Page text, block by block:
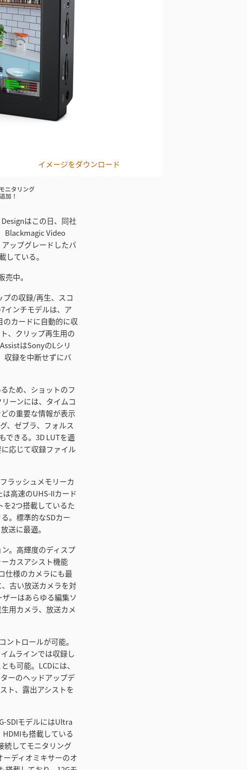
イメージをダウンロード
ニタリング
加！
はこの日、同社
Blackmagic Video
ップグレードしたバ
している。
中。
プの収録/再生、スコ
インチモデルは、ア
のカードに自動的に収
、クリップ再生用の
はSonyのLシリ
収録を中断せずにバ
ため、ショットのフ
ーンには、タイムコ
の重要な情報が表示
、ゼブラ、フォルス
できる。3D LUTを適
応じて収録ファイル
ラッシュメモリーカ
高速のUHS-IIカード
を2つ搭載しているた
。標準的なSDカー
送に最適。
。高輝度のディスプ
カスアシスト機能
仕様のカメラにも最
古い放送カメラを対
ーはあらゆる編集ソ
用カメラ、放送カメ
トロールが可能。
ムラインでは収録し
も可能。LCDには、
ーのヘッドアップデ
ト、露出アシストを
SDIモデルにはUltra
も搭載している
続してモニタリング
ディオミキサーのオ